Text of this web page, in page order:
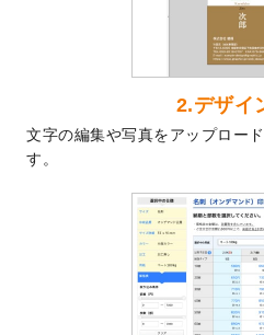
した。
暑中見舞いの
しました。
メッセージカ
を追加しました
2024/6/14
エコノミータ
うになりました
【新商品】のぼ
ました！
DMのデザイン
2.デザイ
文字の編集や写真をアップロー
す。